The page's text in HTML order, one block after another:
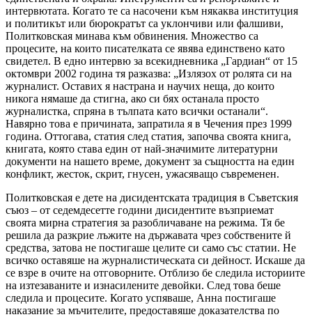
интервютата. Когато те са насочени към някаква институция
и политикът или бюрократът са уклончиви или фалшиви,
Политковская минава към обвинения. Множество са
процесите, на които писателката се явява единствено като
свидетел. В едно интервю за всекидневника „Гардиан“ от 15
октомври 2002 година тя разказва: „Излязох от ролята си на
журналист. Оставих я настрана и научих неща, до които
никога нямаше да стигна, ако си бях останала просто
журналистка, спряна в тълпата като всички останали“.
Навярно това е причината, запратила я в Чечения през 1999
година. Оттогава, статия след статия, започва своята книга,
книгата, която става един от най-значимите литературни
документи на нашето време, документ за същността на един
конфликт, жесток, скрит, гнусен, ужасяващо съвременен.
Политковская е дете на дисидентската традиция в Съветския
съюз – от седемдесетте години дисидентите възприемат
своята мирна стратегия за разобличаване на режима. Тя бе
решила да разкрие лъжите на държавата чрез собствените й
средства, затова не постигаше целите си само със статии. Не
всичко оставяше на журналистическата си дейност. Искаше да
се взре в очите на отговорните. Отблизо бе следила историите
на изтезаваните и изнасилените девойки. След това беше
следила и процесите. Когато успяваше, Анна постигаше
наказание за мъчителите, предоставяше доказателства по